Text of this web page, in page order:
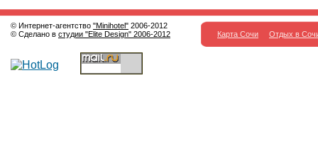
© Интернет-агентство "Minihotel" 2006-2012
© Сделано в студии "Elite Design" 2006-2012 Карта Сочи Отдых в